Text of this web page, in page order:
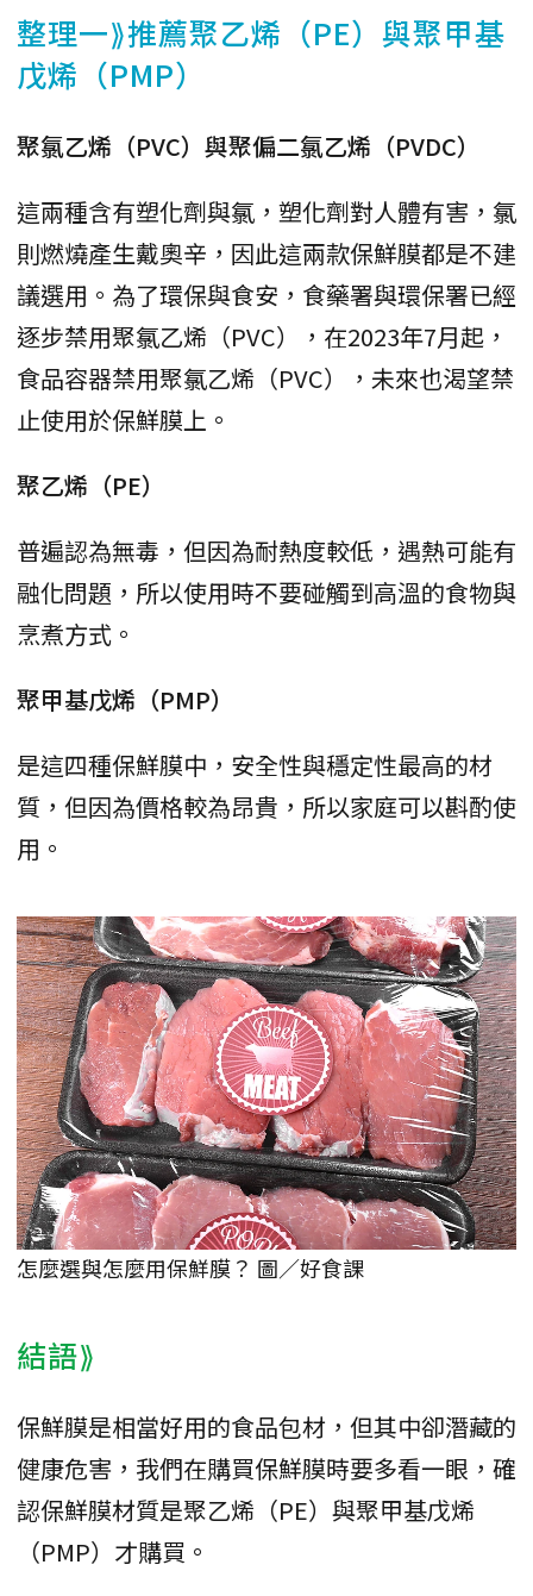
整理一⟫推薦聚乙烯（PE）與聚甲基
戊烯（PMP）
聚氯乙烯（PVC）與聚偏二氯乙烯（PVDC）
這兩種含有塑化劑與氯，塑化劑對人體有害，氯
則燃燒產生戴奧辛，因此這兩款保鮮膜都是不建
議選用。為了環保與食安，食藥署與環保署已經
逐步禁用聚氯乙烯（PVC），在2023年7月起，
食品容器禁用聚氯乙烯（PVC），未來也渴望禁
止使用於保鮮膜上。
聚乙烯（PE）
普遍認為無毒，但因為耐熱度較低，遇熱可能有
融化問題，所以使用時不要碰觸到高溫的食物與
烹煮方式。
聚甲基戊烯（PMP）
是這四種保鮮膜中，安全性與穩定性最高的材
質，但因為價格較為昂貴，所以家庭可以斟酌使
用。
怎麼選與怎麼用保鮮膜？ 圖／好食課
結語⟫
保鮮膜是相當好用的食品包材，但其中卻潛藏的
健康危害，我們在購買保鮮膜時要多看一眼，確
認保鮮膜材質是聚乙烯（PE）與聚甲基戊烯
（PMP）才購買。